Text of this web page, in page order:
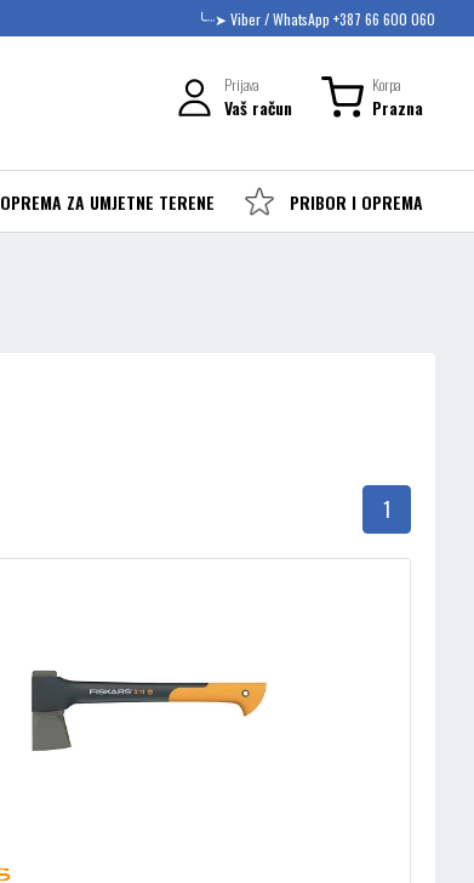
╰┈➤ Viber / WhatsApp +387 66 600 060
Prijava
Vaš račun
Korpa
Prazna
OPREMA ZA UMJETNE TERENE PRIBOR I OPREMA
1